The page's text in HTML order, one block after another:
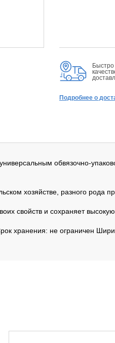
Быстро
Подробнее о
обвязочно-
хозяйстве, разного рода
свойств и сохраняет высокую
хранения: не ограничен